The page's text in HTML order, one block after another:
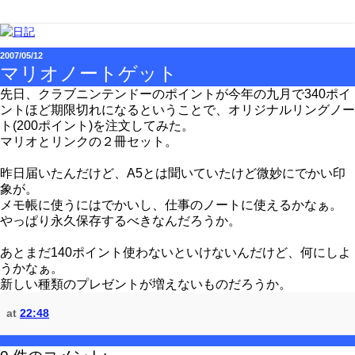
2007/05/12
マリオノートゲット
先日、クラブニンテンドーのポイントが今年の九月で340ポイ
ントほど期限切れになるということで、オリジナルリングノー
ト(200ポイント)を注文してみた。
マリオとリンクの２冊セット。
昨日届いたんだけど、A5とは聞いていたけど微妙にでかい印
象が。
メモ帳に使うにはでかいし、仕事のノートに使えるかなぁ。
やっぱり永久保存するべきなんだろうか。
あとまだ140ポイント使わないといけないんだけど、何にしよ
うかなぁ。
新しい種類のプレゼントが増えないものだろうか。
at 22:48